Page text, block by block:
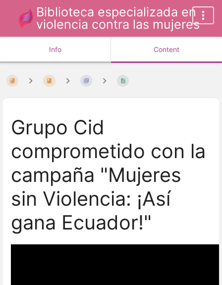
Biblioteca especializada en
violencia contra las mujeres
Info Content
Grupo Cid
comprometido con la
campaña "Mujeres
sin Violencia: ¡Así
gana Ecuador!"